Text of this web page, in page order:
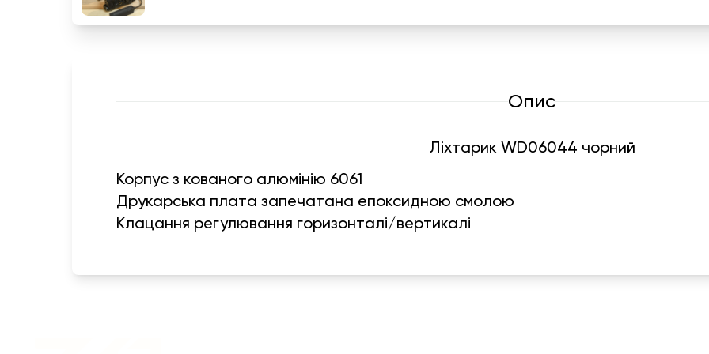
Опис
Ліхтарик WD06044 чорний
Корпус з кованого алюмінію 6061
Друкарська плата запечатана епоксидною смолою
Клацання регулювання горизонталі/вертикалі